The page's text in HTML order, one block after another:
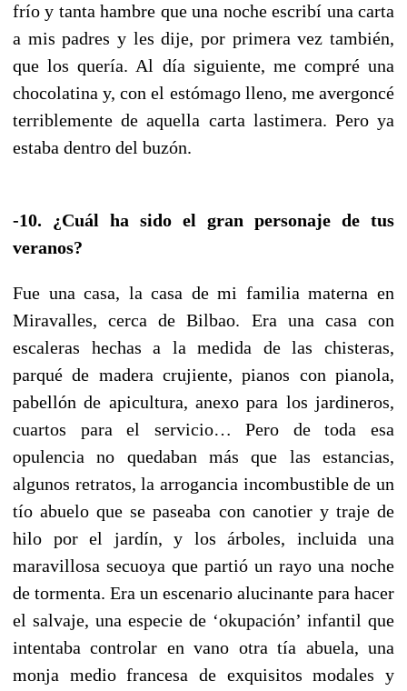
frío y tanta hambre que una noche escribí una carta
a mis padres y les dije, por primera vez también,
que los quería. Al día siguiente, me compré una
chocolatina y, con el estómago lleno, me avergoncé
terriblemente de aquella carta lastimera. Pero ya
estaba dentro del buzón.
-10. ¿Cuál ha sido el gran personaje de tus
veranos?
Fue una casa, la casa de mi familia materna en
Miravalles, cerca de Bilbao. Era una casa con
escaleras hechas a la medida de las chisteras,
parqué de madera crujiente, pianos con pianola,
pabellón de apicultura, anexo para los jardineros,
cuartos para el servicio… Pero de toda esa
opulencia no quedaban más que las estancias,
algunos retratos, la arrogancia incombustible de un
tío abuelo que se paseaba con canotier y traje de
hilo por el jardín, y los árboles, incluida una
maravillosa secuoya que partió un rayo una noche
de tormenta. Era un escenario alucinante para hacer
el salvaje, una especie de ‘okupación’ infantil que
intentaba controlar en vano otra tía abuela, una
monja medio francesa de exquisitos modales y